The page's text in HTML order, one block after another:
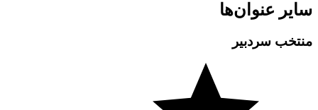
سایر عنوان‌ها
منتخب سردبیر